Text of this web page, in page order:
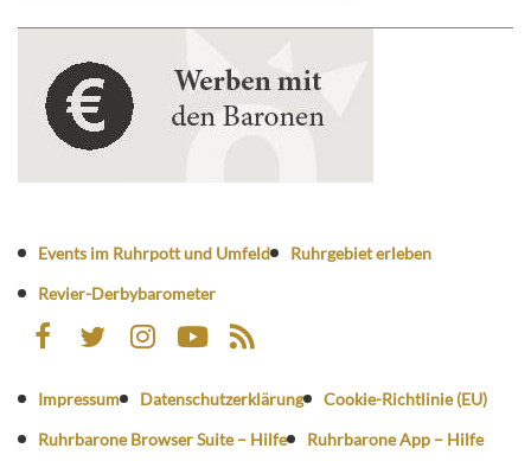
Events im Ruhrpott und Umfeld
Ruhrgebiet erleben
Revier-Derbybarometer
Impressum Datenschutzerklärung
Cookie-Richtlinie (EU)
Ruhrbarone Browser Suite – Hilfe
Ruhrbarone App – Hilfe